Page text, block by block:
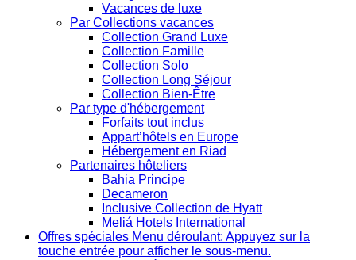
Vacances de luxe
Par Collections vacances
Collection Grand Luxe
Collection Famille
Collection Solo
Collection Long Séjour
Collection Bien-Être
Par type d'hébergement
Forfaits tout inclus
Appart’hôtels en Europe
Hébergement en Riad
Partenaires hôteliers
Bahia Principe
Decameron
Inclusive Collection de Hyatt
Meliá Hotels International
Offres spéciales Menu déroulant: Appuyez sur la
touche entrée pour afficher le sous-menu.